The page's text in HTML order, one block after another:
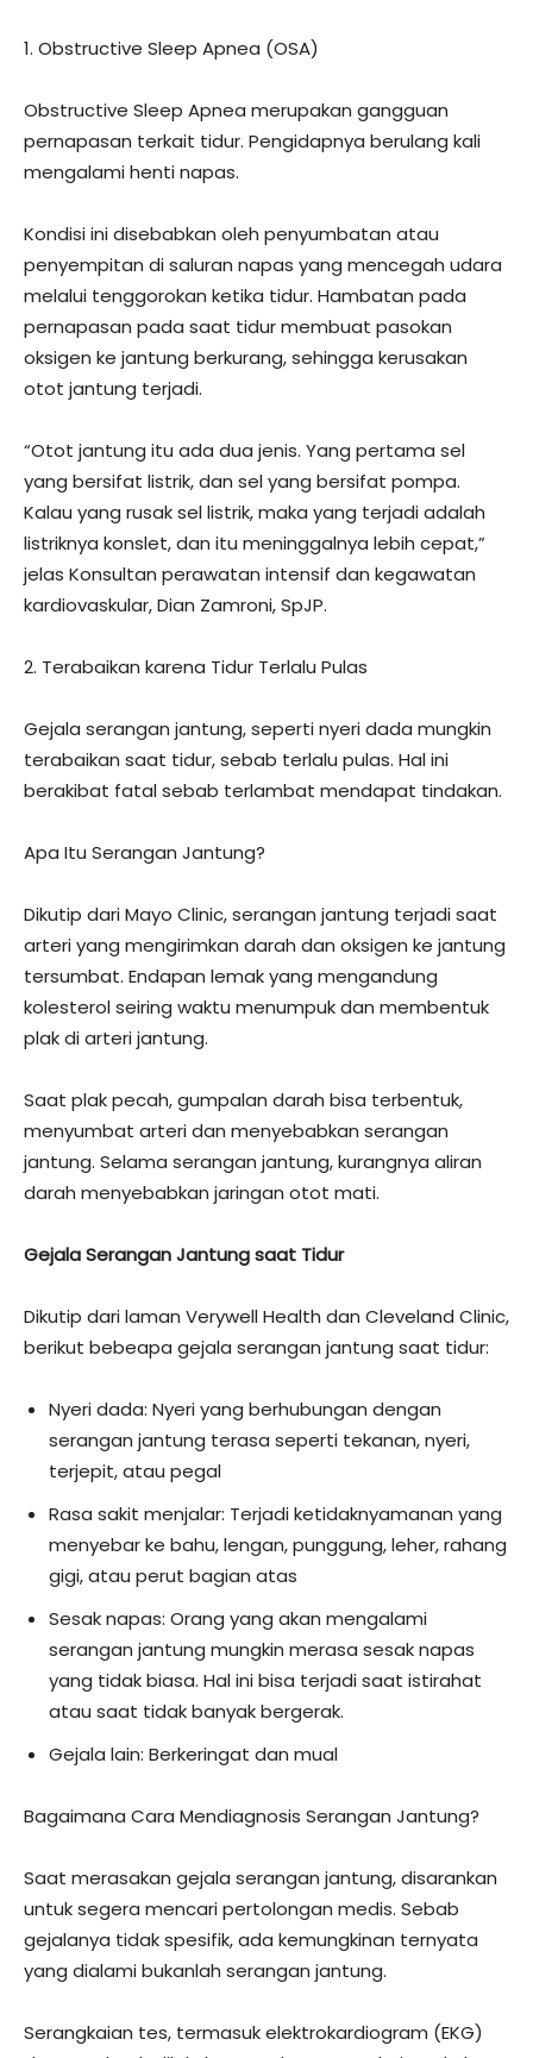
1. Obstructive Sleep Apnea (OSA)
Obstructive Sleep Apnea merupakan gangguan
pernapasan terkait tidur. Pengidapnya berulang kali
mengalami henti napas.
Kondisi ini disebabkan oleh penyumbatan atau
penyempitan di saluran napas yang mencegah udara
melalui tenggorokan ketika tidur. Hambatan pada
pernapasan pada saat tidur membuat pasokan
oksigen ke jantung berkurang, sehingga kerusakan
otot jantung terjadi.
“Otot jantung itu ada dua jenis. Yang pertama sel
yang bersifat listrik, dan sel yang bersifat pompa.
Kalau yang rusak sel listrik, maka yang terjadi adalah
listriknya konslet, dan itu meninggalnya lebih cepat,”
jelas Konsultan perawatan intensif dan kegawatan
kardiovaskular, Dian Zamroni, SpJP.
2. Terabaikan karena Tidur Terlalu Pulas
Gejala serangan jantung, seperti nyeri dada mungkin
terabaikan saat tidur, sebab terlalu pulas. Hal ini
berakibat fatal sebab terlambat mendapat tindakan.
Apa Itu Serangan Jantung?
Dikutip dari Mayo Clinic, serangan jantung terjadi saat
arteri yang mengirimkan darah dan oksigen ke jantung
tersumbat. Endapan lemak yang mengandung
kolesterol seiring waktu menumpuk dan membentuk
plak di arteri jantung.
Saat plak pecah, gumpalan darah bisa terbentuk,
menyumbat arteri dan menyebabkan serangan
jantung. Selama serangan jantung, kurangnya aliran
darah menyebabkan jaringan otot mati.
Gejala Serangan Jantung saat Tidur
Dikutip dari laman Verywell Health dan Cleveland Clinic,
berikut bebeapa gejala serangan jantung saat tidur:
Nyeri dada: Nyeri yang berhubungan dengan
serangan jantung terasa seperti tekanan, nyeri,
terjepit, atau pegal
Rasa sakit menjalar: Terjadi ketidaknyamanan yang
menyebar ke bahu, lengan, punggung, leher, rahang
gigi, atau perut bagian atas
Sesak napas: Orang yang akan mengalami
serangan jantung mungkin merasa sesak napas
yang tidak biasa. Hal ini bisa terjadi saat istirahat
atau saat tidak banyak bergerak.
Gejala lain: Berkeringat dan mual
Bagaimana Cara Mendiagnosis Serangan Jantung?
Saat merasakan gejala serangan jantung, disarankan
untuk segera mencari pertolongan medis. Sebab
gejalanya tidak spesifik, ada kemungkinan ternyata
yang dialami bukanlah serangan jantung.
Serangkaian tes, termasuk elektrokardiogram (EKG)